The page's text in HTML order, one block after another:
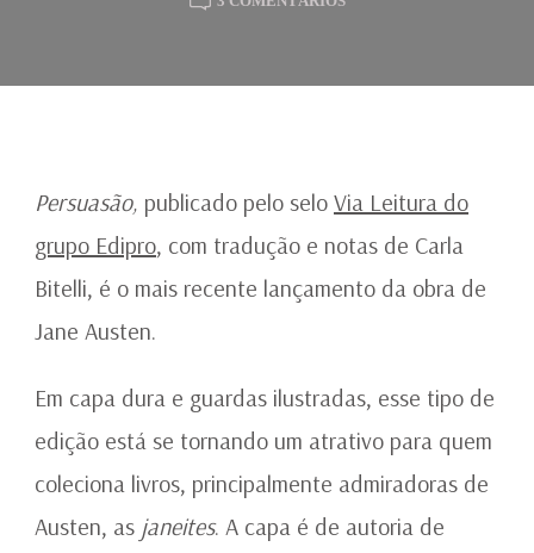
VIA
Persuasão, publicado pelo selo Via Leitura do
grupo Edipro, com tradução e notas de Carla
Bitelli, é o mais recente lançamento da obra de
Jane Austen.
Em capa dura e guardas ilustradas, esse tipo de
edição está se tornando um atrativo para quem
coleciona livros, principalmente admiradoras de
Austen, as janeites. A capa é de autoria de